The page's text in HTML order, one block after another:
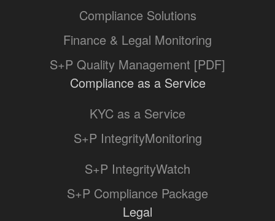
Compliance Solutions
Finance & Legal Monitoring
S+P Quality Management [PDF]
Compliance as a Service
KYC as a Service
S+P IntegrityMonitoring
S+P IntegrityWatch
S+P Compliance Package
Legal